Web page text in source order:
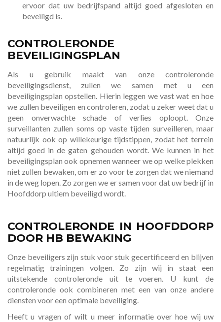
ervoor dat uw bedrijfspand altijd goed afgesloten en
beveiligd is.
CONTROLERONDE
BEVEILIGINGSPLAN
Als u gebruik maakt van onze controleronde
beveiligingsdienst, zullen we samen met u een
beveiligingsplan opstellen. Hierin leggen we vast wat en hoe
we zullen beveiligen en controleren, zodat u zeker weet dat u
geen onverwachte schade of verlies oploopt. Onze
surveillanten zullen soms op vaste tijden surveilleren, maar
natuurlijk ook op willekeurige tijdstippen, zodat het terrein
altijd goed in de gaten gehouden wordt. We kunnen in het
beveiligingsplan ook opnemen wanneer we op welke plekken
niet zullen bewaken, om er zo voor te zorgen dat we niemand
in de weg lopen. Zo zorgen we er samen voor dat uw bedrijf in
Hoofddorp ultiem beveiligd wordt.
CONTROLERONDE IN HOOFDDORP
DOOR HB BEWAKING
Onze beveiligers zijn stuk voor stuk gecertificeerd en blijven
regelmatig trainingen volgen. Zo zijn wij in staat een
uitstekende controleronde uit te voeren. U kunt de
controleronde ook combineren met een van onze andere
diensten voor een optimale beveiliging.
Heeft u vragen of wilt u meer informatie over hoe wij uw